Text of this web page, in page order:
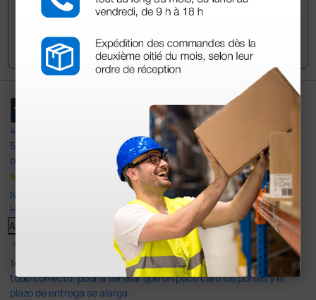
Envía tu pregunta
4,4
597
opiniones
Nuestras reseñas de 4 y 5 estrellas.
Haga clic aquí para leerlos todos >
Anterior
14 Jul 2026
todo correcto. podria señalar que un poco caro los portes y el
plazo de entrega se alarga.